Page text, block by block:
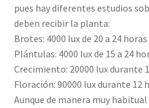
pues hay diferentes estudios
deben recibir la planta:
Brotes: 4000 lux de 20 a 24 horas
Plántulas: 4000 lux de 15 a 24
Crecimiento: 20000 lux durante
Floración: 90000 lux durante 12
Aunque de manera muy